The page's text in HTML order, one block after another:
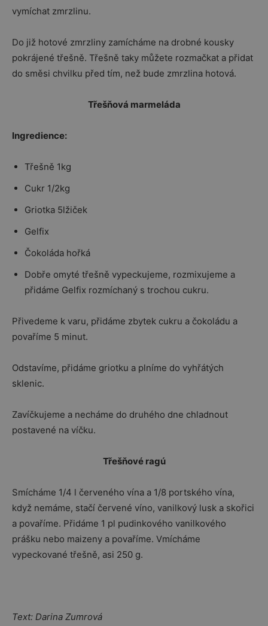
vymíchat zmrzlinu.
Do již hotové zmrzliny zamícháme na drobné kousky
pokrájené třešně. Třešně taky můžete rozmačkat a přidat
do směsi chvilku před tím, než bude zmrzlina hotová.
Třešňová marmeláda
Ingredience:
Třešně 1kg
Cukr 1/2kg
Griotka 5lžiček
Gelfix
Čokoláda hořká
Dobře omyté třešně vypeckujeme, rozmixujeme a
přidáme Gelfix rozmíchaný s trochou cukru.
Přivedeme k varu, přidáme zbytek cukru a čokoládu a
povaříme 5 minut.
Odstavíme, přidáme griotku a plníme do vyhřátých
sklenic.
Zavíčkujeme a necháme do druhého dne chladnout
postavené na víčku.
Třešňové ragú
Smícháme 1/4 l červeného vína a 1/8 portského vína,
když nemáme, stačí červené víno, vanilkový lusk a skořici
a povaříme. Přidáme 1 pl pudinkového vanilkového
prášku nebo maizeny a povaříme. Vmícháme
vypeckované třešně, asi 250 g.
Text: Darina Zumrová